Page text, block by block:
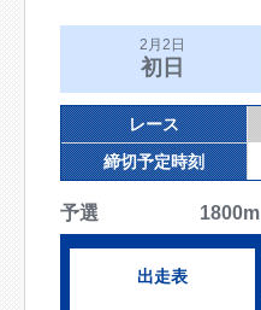
2月2日
初日
レース
締切予定時刻
予選 1800m
出走表